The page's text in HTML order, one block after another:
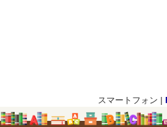
スマートフォン |